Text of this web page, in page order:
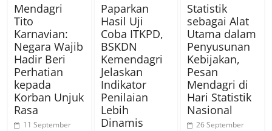
Mendagri
Tito
Karnavian:
Negara Wajib
Hadir Beri
Perhatian
kepada
Korban Unjuk
Rasa
11 September
Paparkan
Hasil Uji
Coba ITKPD,
BSKDN
Kemendagri
Jelaskan
Indikator
Penilaian
Lebih
Dinamis
Statistik
sebagai Alat
Utama dalam
Penyusunan
Kebijakan,
Pesan
Mendagri di
Hari Statistik
Nasional
26 September